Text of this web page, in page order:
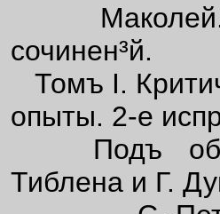
Маколей.
сочинен³й.
Томъ I.
опыты. 2-е
Подъ
Тиблена и Г.